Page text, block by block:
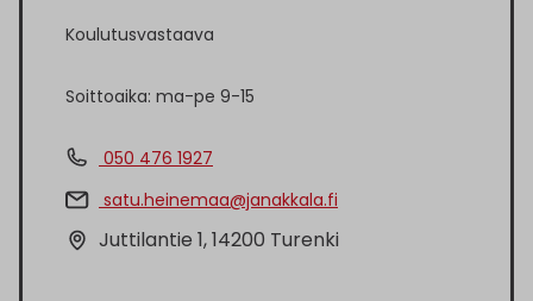
Koulutusvastaava
Soittoaika: ma-pe 9-15
050 476 1927
satu.heinemaa@janakkala.fi
Juttilantie 1, 14200 Turenki